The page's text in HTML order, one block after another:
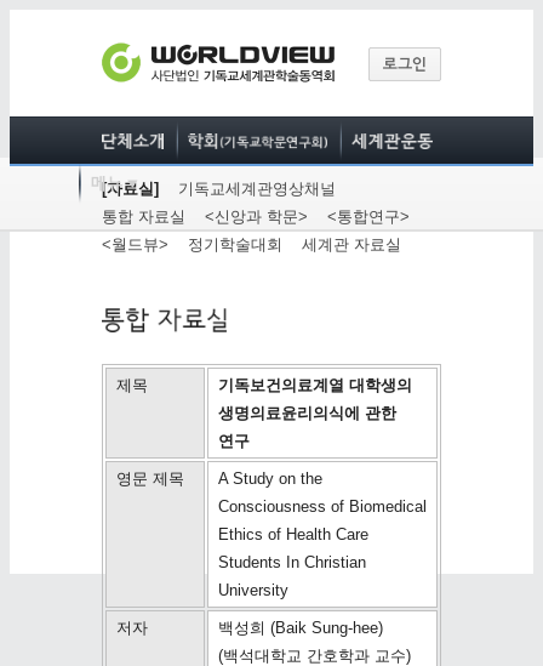
[자료실]
기독교세계관영상채널
통합 자료실
<신앙과 학문>
<통합연구>
<월드뷰>
정기학술대회 세계관 자료실
제목
기독보건의료계열 대학생의
생명의료윤리의식에 관한
연구
영문 제목
A Study on the
Consciousness of Biomedical
Ethics of Health Care
Students In Christian
University
저자
백성희 (Baik Sung-hee)
(백석대학교 간호학과 교수)